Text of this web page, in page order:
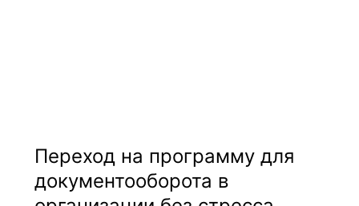
Переход на программу для
документооборота в